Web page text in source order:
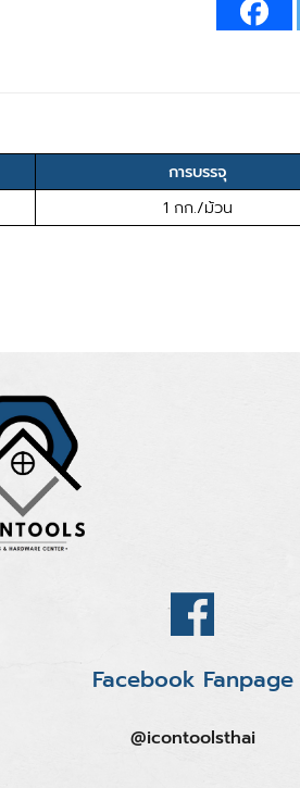
การบรรจุ
1 กก./ม้วน
Facebook Fanpage
@icontoolsthai